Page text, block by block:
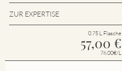
ZUR EXPERTISE
0.75 L Flasche
57,00 €
76.00€/L